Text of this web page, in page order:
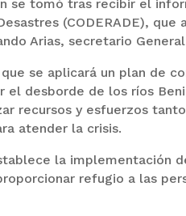
se tomó tras recibir el
(CODERADE),
Arias, secretario
se aplicará un plan de
el desborde de los ríos
recursos y esfuerzos
atender la crisis.
la implementación
refugio a las